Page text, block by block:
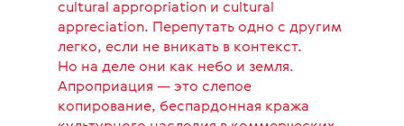
cultural appropriation и cultural
appreciation. Перепутать одно с другим
легко, если не вникать в контекст.
Но на деле они как небо и земля.
Апроприация — это слепое
копирование, беспардонная кража